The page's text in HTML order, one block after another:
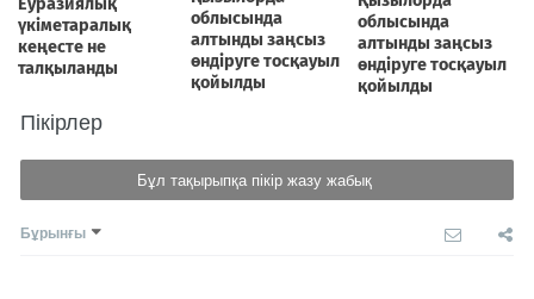
Пікірлер
Бұл тақырыпқа пікір жазу жабық
Бұрынғы